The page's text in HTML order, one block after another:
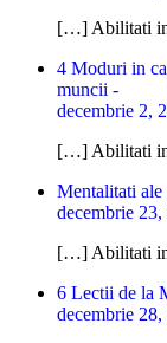
[…] Abilitati
4 Moduri in
muncii -
decembrie 2,
[…] Abilitati
Mentalitati
decembrie
[…] Abilitati
6 Lectii de la
decembrie